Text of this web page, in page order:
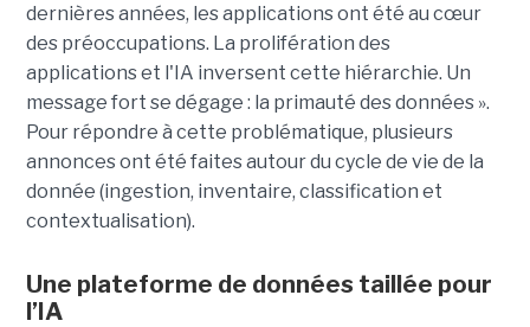
dernières années, les applications ont été au cœur
des préoccupations. La prolifération des
applications et l'IA inversent cette hiérarchie. Un
message fort se dégage : la primauté des données ».
Pour répondre à cette problématique, plusieurs
annonces ont été faites autour du cycle de vie de la
donnée (ingestion, inventaire, classification et
contextualisation).
Une plateforme de données taillée pour
l’IA